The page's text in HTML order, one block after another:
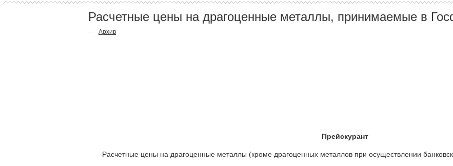
Расчетные цены на драгоценные металлы, принимаемые в
—Архив
Прейскурант
Расчетные цены на драгоценные металлы (кроме драгоценных металлов при осуществлении